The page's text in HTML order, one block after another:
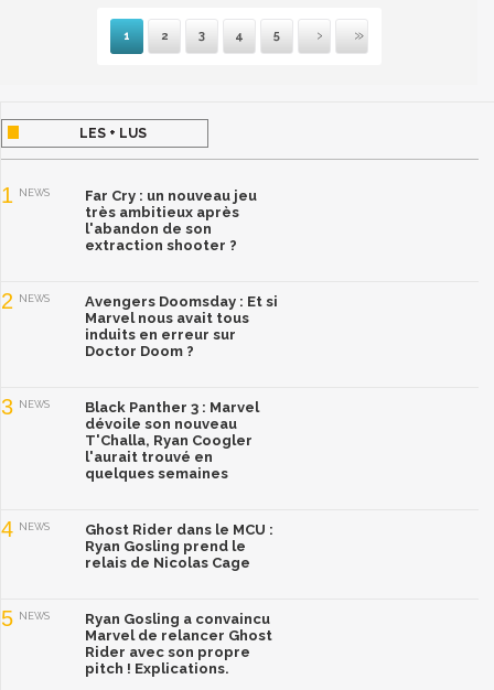
1 2 3 4 5
Suivante
Dernière
LES + LUS
1 NEWS
Far Cry : un nouveau jeu
très ambitieux après
l'abandon de son
extraction shooter ?
2 NEWS
Avengers Doomsday : Et si
Marvel nous avait tous
induits en erreur sur
Doctor Doom ?
3 NEWS
Black Panther 3 : Marvel
dévoile son nouveau
T'Challa, Ryan Coogler
l'aurait trouvé en
quelques semaines
4 NEWS
Ghost Rider dans le MCU :
Ryan Gosling prend le
relais de Nicolas Cage
5 NEWS
Ryan Gosling a convaincu
Marvel de relancer Ghost
Rider avec son propre
pitch ! Explications.